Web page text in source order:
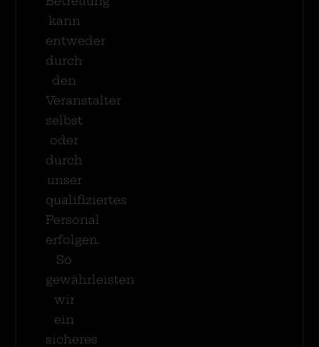
kann
entweder
durch
den
Veranstalter
selbst
oder
durch
unser
qualifiziertes
Personal
erfolgen.
So
gewährleisten
wir
ein
sicheres